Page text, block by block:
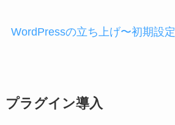
WordPressの立ち上げ〜初期設定
プラグイン導入